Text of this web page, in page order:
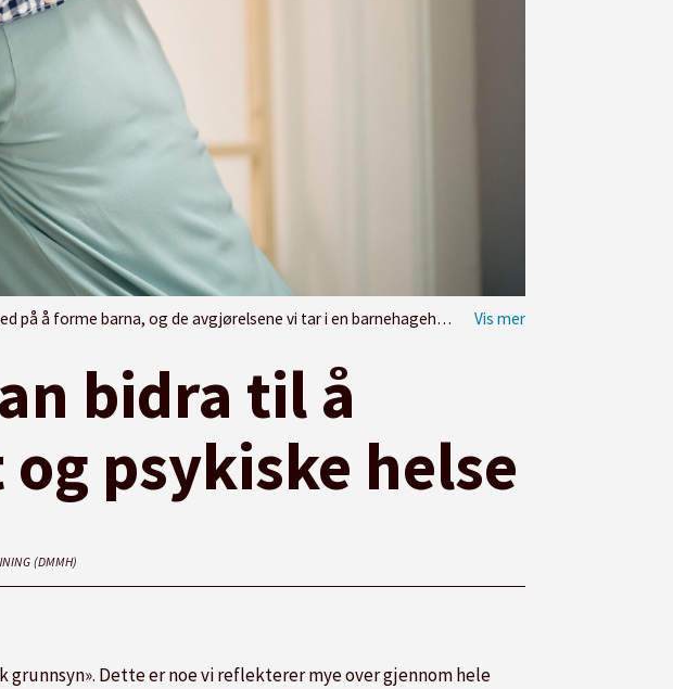
må ha en pedagogisk begrunnelse, sier barnehagelærerstudent Sandra Risan Aasen ved DMMH.
bidra til å
psykiske helse
(DMMH)
Dette er noe vi reflekterer mye over gjennom hele